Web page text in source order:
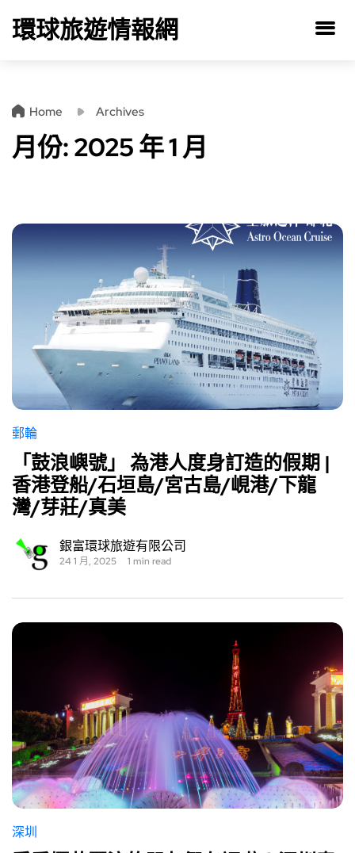
環球旅遊情報網
Home Archives
月份:2025 年 1 月
郵輪
「鼓浪嶼號」 為港人度身訂造的假期 |
香港登船/石垣島/宮古島/峴港/下龍
灣/芽莊/真美
銀富環球旅遊有限公司
24 1 月, 2025 1 min read
深圳